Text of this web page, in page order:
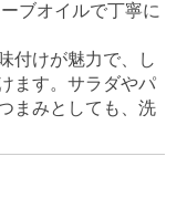
ブオイルで丁寧に
付けが魅力で、し
ます。サラダやパ
まみとしても、洗